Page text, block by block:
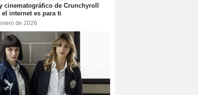
cinematográfico de Crunchyroll
internet es para ti
de 2026